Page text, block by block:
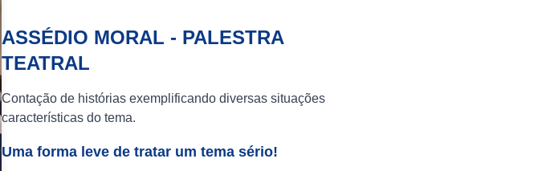
ASSÉDIO MORAL - PALESTRA
TEATRAL
Contação de histórias exemplificando diversas situações
características do tema.
Uma forma leve de tratar um tema sério!